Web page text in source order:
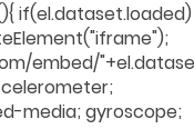
if(el.dataset.loaded)
embed/
media; gyroscope;